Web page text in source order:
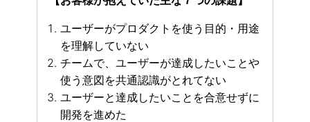
ユーザーがプロダクトを使う目的・用途
を理解していない
チームで、ユーザーが達成したいことや
使う意図を共通認識がとれてない
ユーザーと達成したいことを合意せずに
開発を進めた